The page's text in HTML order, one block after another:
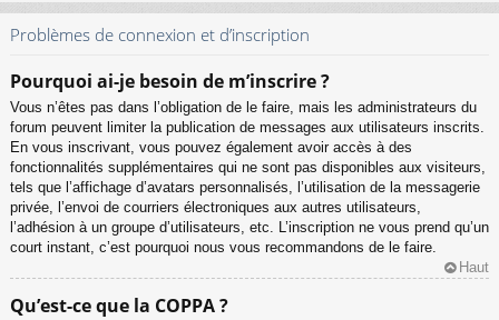
Problèmes de connexion et d’inscription
Pourquoi ai-je besoin de m’inscrire ?
Vous n’êtes pas dans l’obligation de le faire, mais les administrateurs du
forum peuvent limiter la publication de messages aux utilisateurs inscrits.
En vous inscrivant, vous pouvez également avoir accès à des
fonctionnalités supplémentaires qui ne sont pas disponibles aux visiteurs,
tels que l’affichage d’avatars personnalisés, l’utilisation de la messagerie
privée, l’envoi de courriers électroniques aux autres utilisateurs,
l’adhésion à un groupe d’utilisateurs, etc. L’inscription ne vous prend qu’un
court instant, c’est pourquoi nous vous recommandons de le faire.
Haut
Qu’est-ce que la COPPA ?